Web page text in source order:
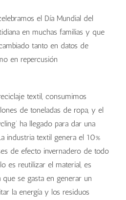
el Día Mundial del
en muchas familias y que
tanto en datos de
en repercusión
textil, consumimos
de toneladas de ropa, y el
ha llegado para dar una
industria textil genera el 10%
de efecto invernadero de todo
es reutilizar el material, es
que se gasta en generar un
la energía y los residuos